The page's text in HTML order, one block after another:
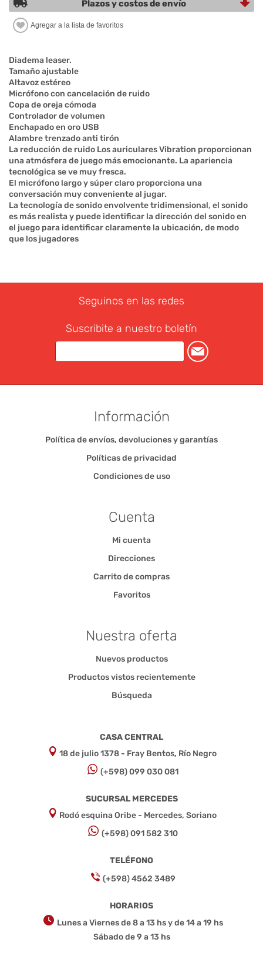
Plazos y costos de envío
Diadema leaser.
Tamaño ajustable
Altavoz estéreo
Micrófono con cancelación de ruido
Copa de oreja cómoda
Controlador de volumen
Enchapado en oro USB
Alambre trenzado anti tirón
La reducción de ruido Los auriculares Vibration proporcionan
una atmósfera de juego más emocionante. La apariencia
tecnológica se ve muy fresca.
El micrófono largo y súper claro proporciona una
conversación muy conveniente al jugar.
La tecnología de sonido envolvente tridimensional, el sonido
es más realista y puede identificar la dirección del sonido en
el juego para identificar claramente la ubicación, de modo
que los jugadores
Seguinos en las redes
Suscribite a nuestro boletín
Información
Política de envíos, devoluciones y garantías
Políticas de privacidad
Condiciones de uso
Cuenta
Mi cuenta
Direcciones
Carrito de compras
Favoritos
Nuestra oferta
Nuevos productos
Productos vistos recientemente
Búsqueda
CASA CENTRAL
18 de julio 1378 - Fray Bentos, Río Negro
(+598) 099 030 081
SUCURSAL MERCEDES
Rodó esquina Oribe - Mercedes, Soriano
(+598) 091 582 310
TELÉFONO
(+598) 4562 3489
HORARIOS
Lunes a Viernes de 8 a 13 hs y de 14 a 19 hs
Sábado de 9 a 13 hs